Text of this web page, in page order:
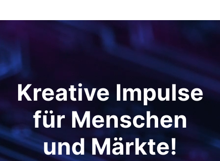
Kreative Impulse
für Menschen
und Märkte!